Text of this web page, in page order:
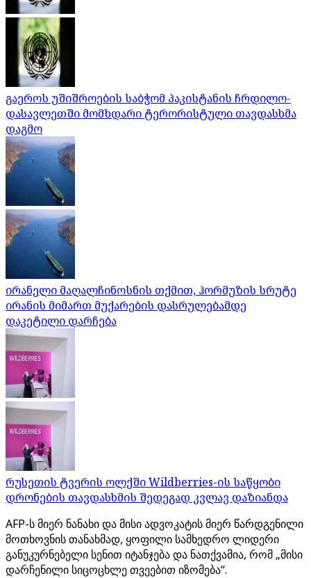
გაეროს უშიშროების საბჭომ პაკისტანის ჩრდილო-
დასავლეთში მომხდარი ტერორისტული თავდასხმა
დაგმო
ირანელი მაღალჩინოსნის თქმით, ჰორმუზის სრუტე
ირანის მიმართ მუქარების დასრულებამდე
დაკეტილი დარჩება
რუსეთის ტვერის ოლქში Wildberries-ის საწყობი
დრონების თავდასხმის შედეგად კვლავ დაზიანდა
AFP-ს მიერ ნანახი და მისი ადვოკატის მიერ წარდგენილი
მოთხოვნის თანახმად, ყოფილი სამხედრო ლიდერი
განუკურნებელი სენით იტანჯება და ნათქვამია, რომ „მისი
დარჩენილი სიცოცხლე თვეებით იზომება“.